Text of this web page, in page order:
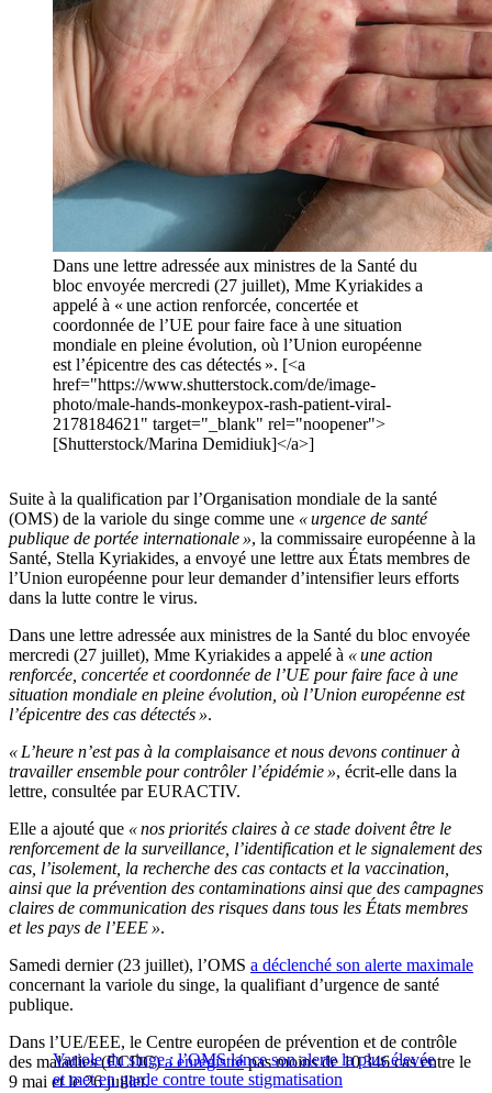
Dans une lettre adressée aux ministres de la Santé du
bloc envoyée mercredi (27 juillet), Mme Kyriakides a
appelé à « une action renforcée, concertée et
coordonnée de l’UE pour faire face à une situation
mondiale en pleine évolution, où l’Union européenne
est l’épicentre des cas détectés ». [<a
href="https://www.shutterstock.com/de/image-
photo/male-hands-monkeypox-rash-patient-viral-
2178184621" target="_blank" rel="noopener">
[Shutterstock/Marina Demidiuk]</a>]
Suite à la qualification par l’Organisation mondiale de la santé
(OMS) de la variole du singe comme une « urgence de santé
publique de portée internationale », la commissaire européenne à la
Santé, Stella Kyriakides, a envoyé une lettre aux États membres de
l’Union européenne pour leur demander d’intensifier leurs efforts
dans la lutte contre le virus.
Dans une lettre adressée aux ministres de la Santé du bloc envoyée
mercredi (27 juillet), Mme Kyriakides a appelé à « une action
renforcée, concertée et coordonnée de l’UE pour faire face à une
situation mondiale en pleine évolution, où l’Union européenne est
l’épicentre des cas détectés ».
« L’heure n’est pas à la complaisance et nous devons continuer à
travailler ensemble pour contrôler l’épidémie », écrit-elle dans la
lettre, consultée par EURACTIV.
Elle a ajouté que « nos priorités claires à ce stade doivent être le
renforcement de la surveillance, l’identification et le signalement des
cas, l’isolement, la recherche des cas contacts et la vaccination,
ainsi que la prévention des contaminations ainsi que des campagnes
claires de communication des risques dans tous les États membres
et les pays de l’EEE ».
Samedi dernier (23 juillet), l’OMS a déclenché son alerte maximale
concernant la variole du singe, la qualifiant d’urgence de santé
publique.
Variole du singe : l’OMS lance son alerte la plus élevée
et met en garde contre toute stigmatisation
Dans l’UE/EEE, le Centre européen de prévention et de contrôle
des maladies (ECDC)a enregistrépas moins de 10 346 cas entre le
9 mai et le 26 juillet.